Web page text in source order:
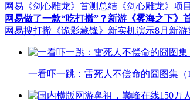
网易《剑心雕龙》首测总结 《剑心雕龙》项
网易做了一款“吃打撤”？新游《雾海之下》
网易搜打撤《诡影藏锋》新实机演示8月新
一看吓一跳：雷死人不偿命的囧图集（